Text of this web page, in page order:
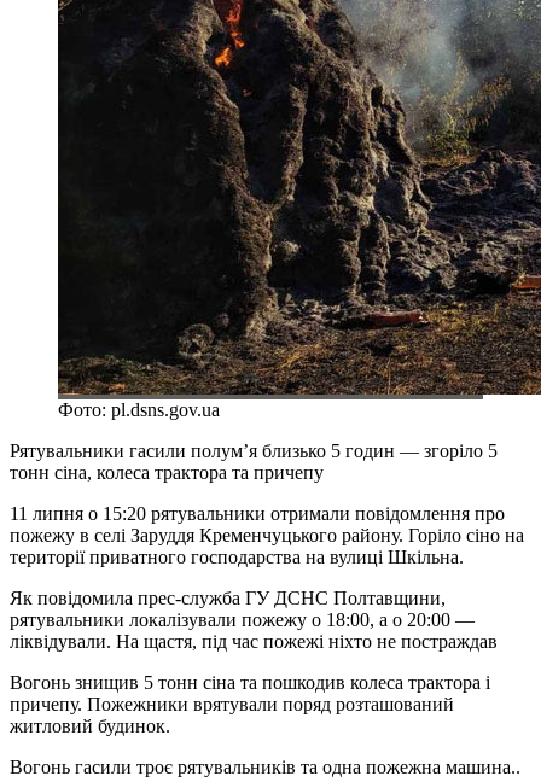
Фото: pl.dsns.gov.ua
Рятувальники гасили полум’я близько 5 годин — згоріло 5
тонн сіна, колеса трактора та причепу
11 липня о 15:20 рятувальники отримали повідомлення про
пожежу в селі Заруддя Кременчуцького району. Горіло сіно на
території приватного господарства на вулиці Шкільна.
Як повідомила прес-служба ГУ ДСНС Полтавщини,
рятувальники локалізували пожежу о 18:00, а о 20:00 —
ліквідували. На щастя, під час пожежі ніхто не постраждав
Вогонь знищив 5 тонн сіна та пошкодив колеса трактора і
причепу. Пожежники врятували поряд розташований
житловий будинок.
Вогонь гасили троє рятувальників та одна пожежна машина..